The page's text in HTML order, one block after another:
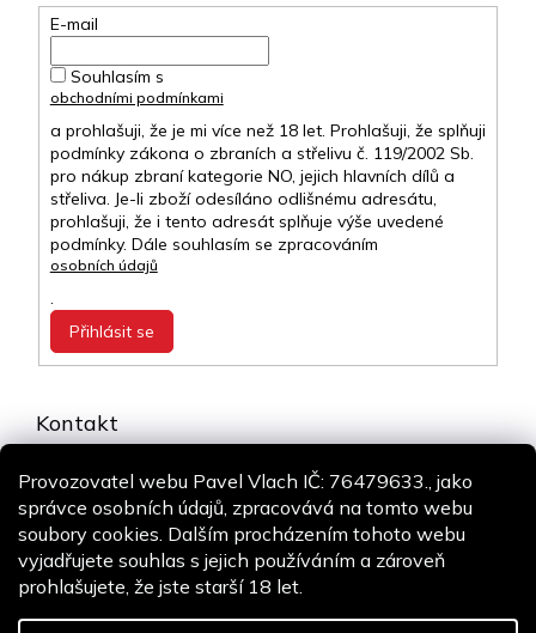
Provozovatel webu Pavel Vlach IČ: 76479633., jako
správce osobních údajů, zpracovává na tomto webu
soubory cookies. Dalším procházením tohoto webu
vyjadřujete souhlas s jejich používáním a zároveň
prohlašujete, že jste starší 18 let.
E-mail
Souhlasím s
obchodními podmínkami
a prohlašuji, že je mi více než 18 let. Prohlašuji, že splňuji
podmínky zákona o zbraních a střelivu č. 119/2002 Sb.
pro nákup zbraní kategorie NO, jejich hlavních dílů a
střeliva. Je-li zboží odesíláno odlišnému adresátu,
prohlašuji, že i tento adresát splňuje výše uvedené
podmínky. Dále souhlasím se zpracováním
osobních údajů
Přihlásit se
Kontakt
+420 775 106 530
Staň se fanouškem